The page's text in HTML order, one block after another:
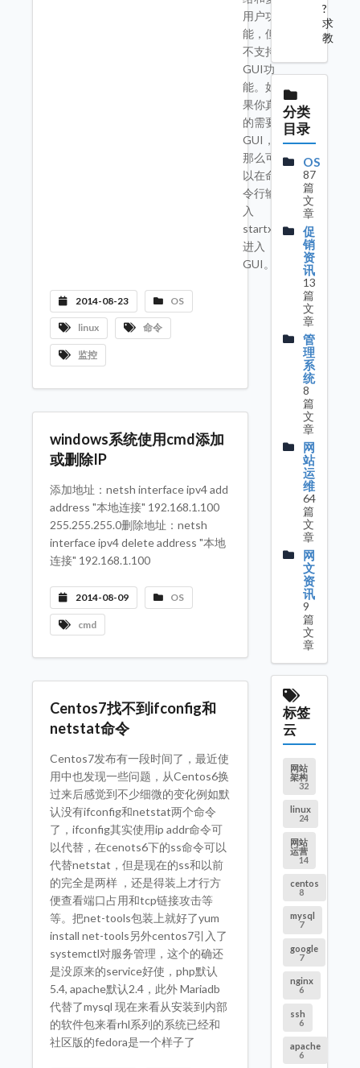
用户功
能，但
不支持
GUI功
能。如
果你真
的需要
GUI，
那么可
以在命
令行输
入
startx
进入
GUI。
2014-08-23 OS
linux 命令
监控
windows系统使用cmd添加
或删除IP
添加地址：netsh interface ipv4 add
address "本地连接" 192.168.1.100
255.255.255.0删除地址：netsh
interface ipv4 delete address "本地
连接" 192.168.1.100
2014-08-09 OS
cmd
Centos7找不到ifconfig和
netstat命令
Centos7发布有一段时间了，最近使
用中也发现一些问题，从Centos6换
过来后感觉到不少细微的变化例如默
认没有ifconfig和netstat两个命令
了，ifconfig其实使用ip addr命令可
以代替，在cenots6下的ss命令可以
代替netstat，但是现在的ss和以前
的完全是两样 ，还是得装上才行方
便查看端口占用和tcp链接攻击等
等。把net-tools包装上就好了yum
install net-tools另外centos7引入了
systemctl对服务管理，这个的确还
是没原来的service好使，php默认
5.4, apache默认2.4，此外 Mariadb
代替了mysql 现在来看从安装到内部
的软件包来看rhl系列的系统已经和
社区版的fedora是一个样子了
?
求
教
分类
目录
OS
87
篇
文
章
促
销
资
讯
13
篇
文
章
管
理
系
统
8
篇
文
章
网
站
运
维
64
篇
文
章
网
文
资
讯
9
篇
文
章
标签
云
网站
架构
32
linux
24
网站
运营
14
centos
8
mysql
7
google
7
nginx
6
ssh
6
apache
6